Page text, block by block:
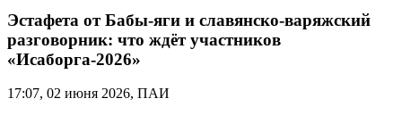
Эстафета от Бабы-яги и славянско-варяжский
разговорник: что ждёт участников
«Исаборга-2026»
17:07, 02 июня 2026, ПАИ